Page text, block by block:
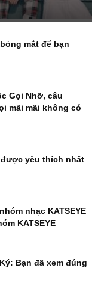
mắt để bạn
Gọi Nhỡ, câu
mãi mãi không có
yêu thích nhất
nhạc KATSEYE
KATSEYE
Bạn đã xem đúng